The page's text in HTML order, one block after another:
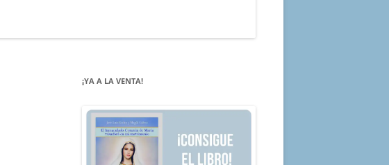
¡YA A LA VENTA!